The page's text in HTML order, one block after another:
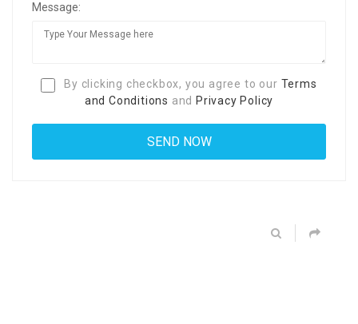
Message:
By clicking checkbox, you agree to our Terms
and Conditions and Privacy Policy